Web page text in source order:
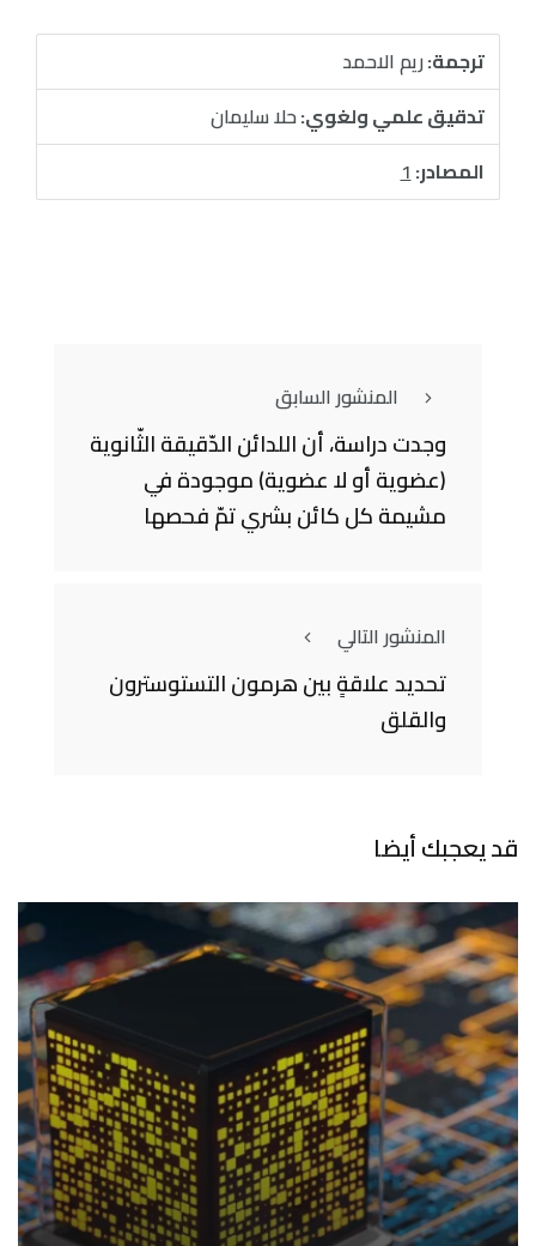
ترجمة:ريم الاحمد
تدقيق علمي ولغوي:حلا سليمان
المصادر:1
المنشور السابق
وجدت دراسة، أن اللدائن الدّقيقة الثّانوية
(عضوية أو لا عضوية) موجودة في
مشيمة كل كائن بشري تمّ فحصها
المنشور التالي
تحديد علاقةٍ بين هرمون التستوسترون
والقلق
قد يعجبك أيضا